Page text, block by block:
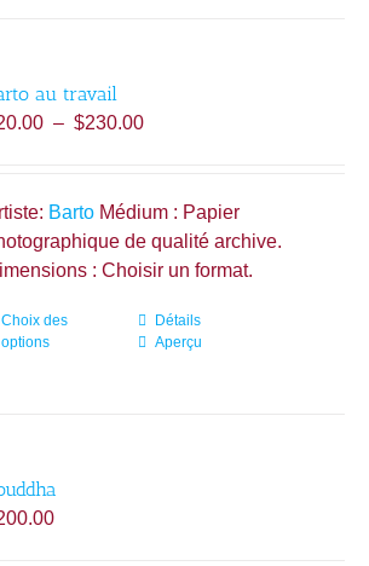
au travail
– $230.00Plage
$20.00
à
$230.00
Barto Médium : Papier
de qualité archive.
: Choisir un format.
Choix des
options
Ce
produit
Détails
Aperçu